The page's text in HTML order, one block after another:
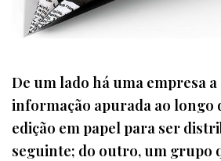
De um lado há uma empresa
informação apurada ao longo
edição em papel para ser
seguinte; do outro, um grupo